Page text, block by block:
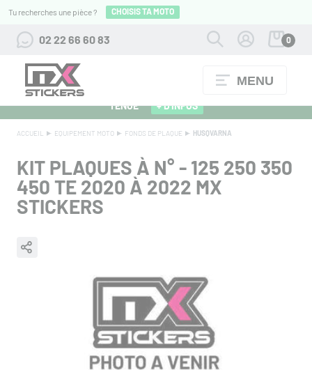
Tu recherches une pièce ? CHOISIS TA MOTO
02 22 66 60 83 0
MENU
ALPINESTARS 27 : FLOCAGE OFFERT POUR L'ACHAT D'UNE
TENUE
+ D'INFOS
ACCUEIL EQUIPEMENT MOTO FONDS DE PLAQUE HUSQVARNA
KIT PLAQUES À N° - 125 250 350
450 TE 2020 À 2022 MX
STICKERS